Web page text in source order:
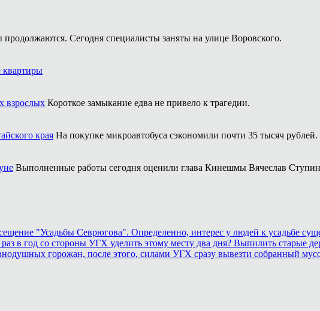
продолжаются. Сегодня специалисты заняты на улице Воровского.
квартиры
взрослых Короткое замыкание едва не привело к трагедии.
края На покупке микроавтобуса сэкономили почти 35 тысяч рублей.
Выполненные работы сегодня оценили глава Кинешмы Вячеслав
"Усадьбы Севрюгова". Определенно, интерес у людей к усадьбе
в год со стороны УГХ уделить этому месту два дня? Выпилить старые
горожан, после этого, силами УГХ сразу вывезти собранный